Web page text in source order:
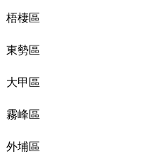
梧棲區
東勢區
大甲區
霧峰區
外埔區